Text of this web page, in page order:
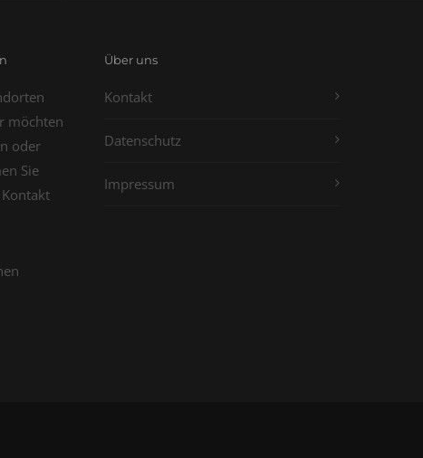
möchten
oder
Sie
Über uns
Kontakt
Datenschutz
Impressum